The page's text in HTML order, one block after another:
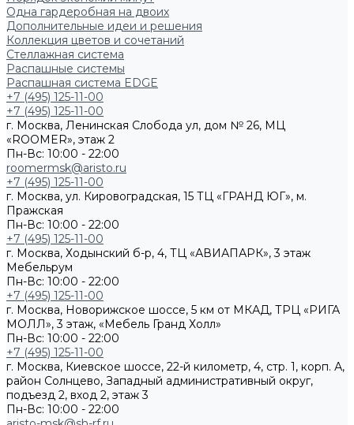
Одна гардеробная на двоих
Дополнительные идеи и решения
Коллекция цветов и сочетаний
Стеллажная система
Распашные системы
Распашная система EDGE
+7 (495) 125-11-00
+7 (495) 125-11-00
г. Москва, Ленинская Слобода ул, дом № 26, МЦ
«ROOMER», этаж 2
Пн-Вс: 10:00 - 22:00
roomermsk@aristo.ru
+7 (495) 125-11-00
г. Москва, ул. Кировоградская, 15 ТЦ «ГРАНД ЮГ», м.
Пражская
Пн-Вс: 10:00 - 22:00
+7 (495) 125-11-00
г. Москва, Ходынский б-р, 4, ТЦ «АВИАПАРК», 3 этаж
Мебельрум
Пн-Вс: 10:00 - 22:00
+7 (495) 125-11-00
г. Москва, Новорижское шоссе, 5 км от МКАД, ТРЦ «РИГА
МОЛЛ», 3 этаж, «Мебель Гранд Холл»
Пн-Вс: 10:00 - 22:00
+7 (495) 125-11-00
г. Москва, Киевское шоссе, 22-й километр, 4, стр. 1, корп. А,
район Солнцево, Западный административный округ,
подъезд 2, вход 2, этаж 3
Пн-Вс: 10:00 - 22:00